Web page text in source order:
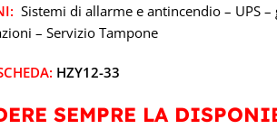
Sistemi di allarme e antincendio – UPS
– Servizio Tampone
HZY12-33
SEMPRE LA